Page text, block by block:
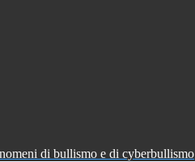
di bullismo e di cyberbullismo